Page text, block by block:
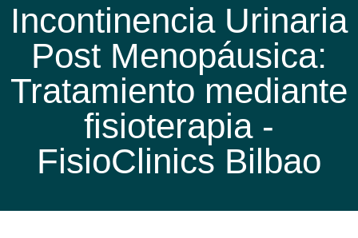
Incontinencia Urinaria
Post Menopáusica:
Tratamiento mediante
fisioterapia -
FisioClinics Bilbao